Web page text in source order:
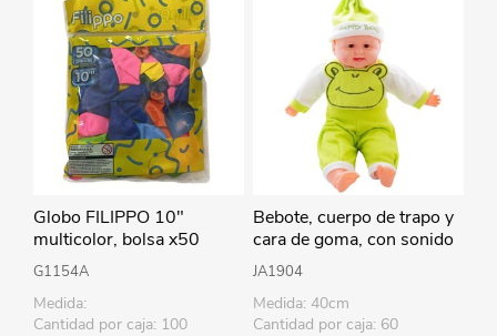
Globo FILIPPO 10"
multicolor, bolsa x50
G1154A
Medida:
Cantidad por caja: 100
Bebote, cuerpo de trapo y
cara de goma, con sonido
40cm, varios colores en
bolsa
JA1904
Medida: 40cm
Cantidad por caja: 60